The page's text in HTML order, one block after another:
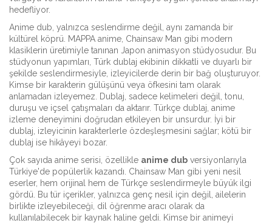
hedefliyor.
Anime dub, yalnızca seslendirme değil, aynı zamanda bir
kültürel köprü.
MAPPA anime Chainsaw Man gibi modern
klasiklerin üretimiyle tanınan Japon animasyon stüdyosudur. Bu
stüdyonun yapımları, Türk dublaj ekibinin dikkatli ve duyarlı bir
şekilde seslendirmesiyle, izleyicilerde derin bir bağ oluşturuyor.
Kimse bir karakterin gülüşünü veya öfkesini tam olarak
anlamadan izleyemez. Dublaj, sadece kelimeleri değil, tonu,
duruşu ve içsel çatışmaları da aktarır. Türkçe dublaj anime
izleme deneyimini doğrudan etkileyen bir unsurdur. İyi bir
dublaj, izleyicinin karakterlerle özdeşleşmesini sağlar; kötü bir
dublaj ise hikâyeyi bozar.
Çok sayıda anime serisi, özellikle anime dub versiyonlarıyla
Türkiye'de popülerlik kazandı. Chainsaw Man gibi yeni nesil
eserler, hem orijinal hem de Türkçe seslendirmeyle büyük ilgi
gördü. Bu tür içerikler, yalnızca genç nesil için değil, ailelerin
birlikte izleyebileceği, dil öğrenme aracı olarak da
kullanılabilecek bir kaynak haline geldi. Kimse bir animeyi